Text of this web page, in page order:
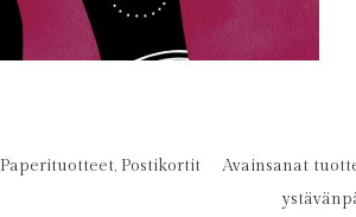
Paperituotteet, Postikortit Avainsanat